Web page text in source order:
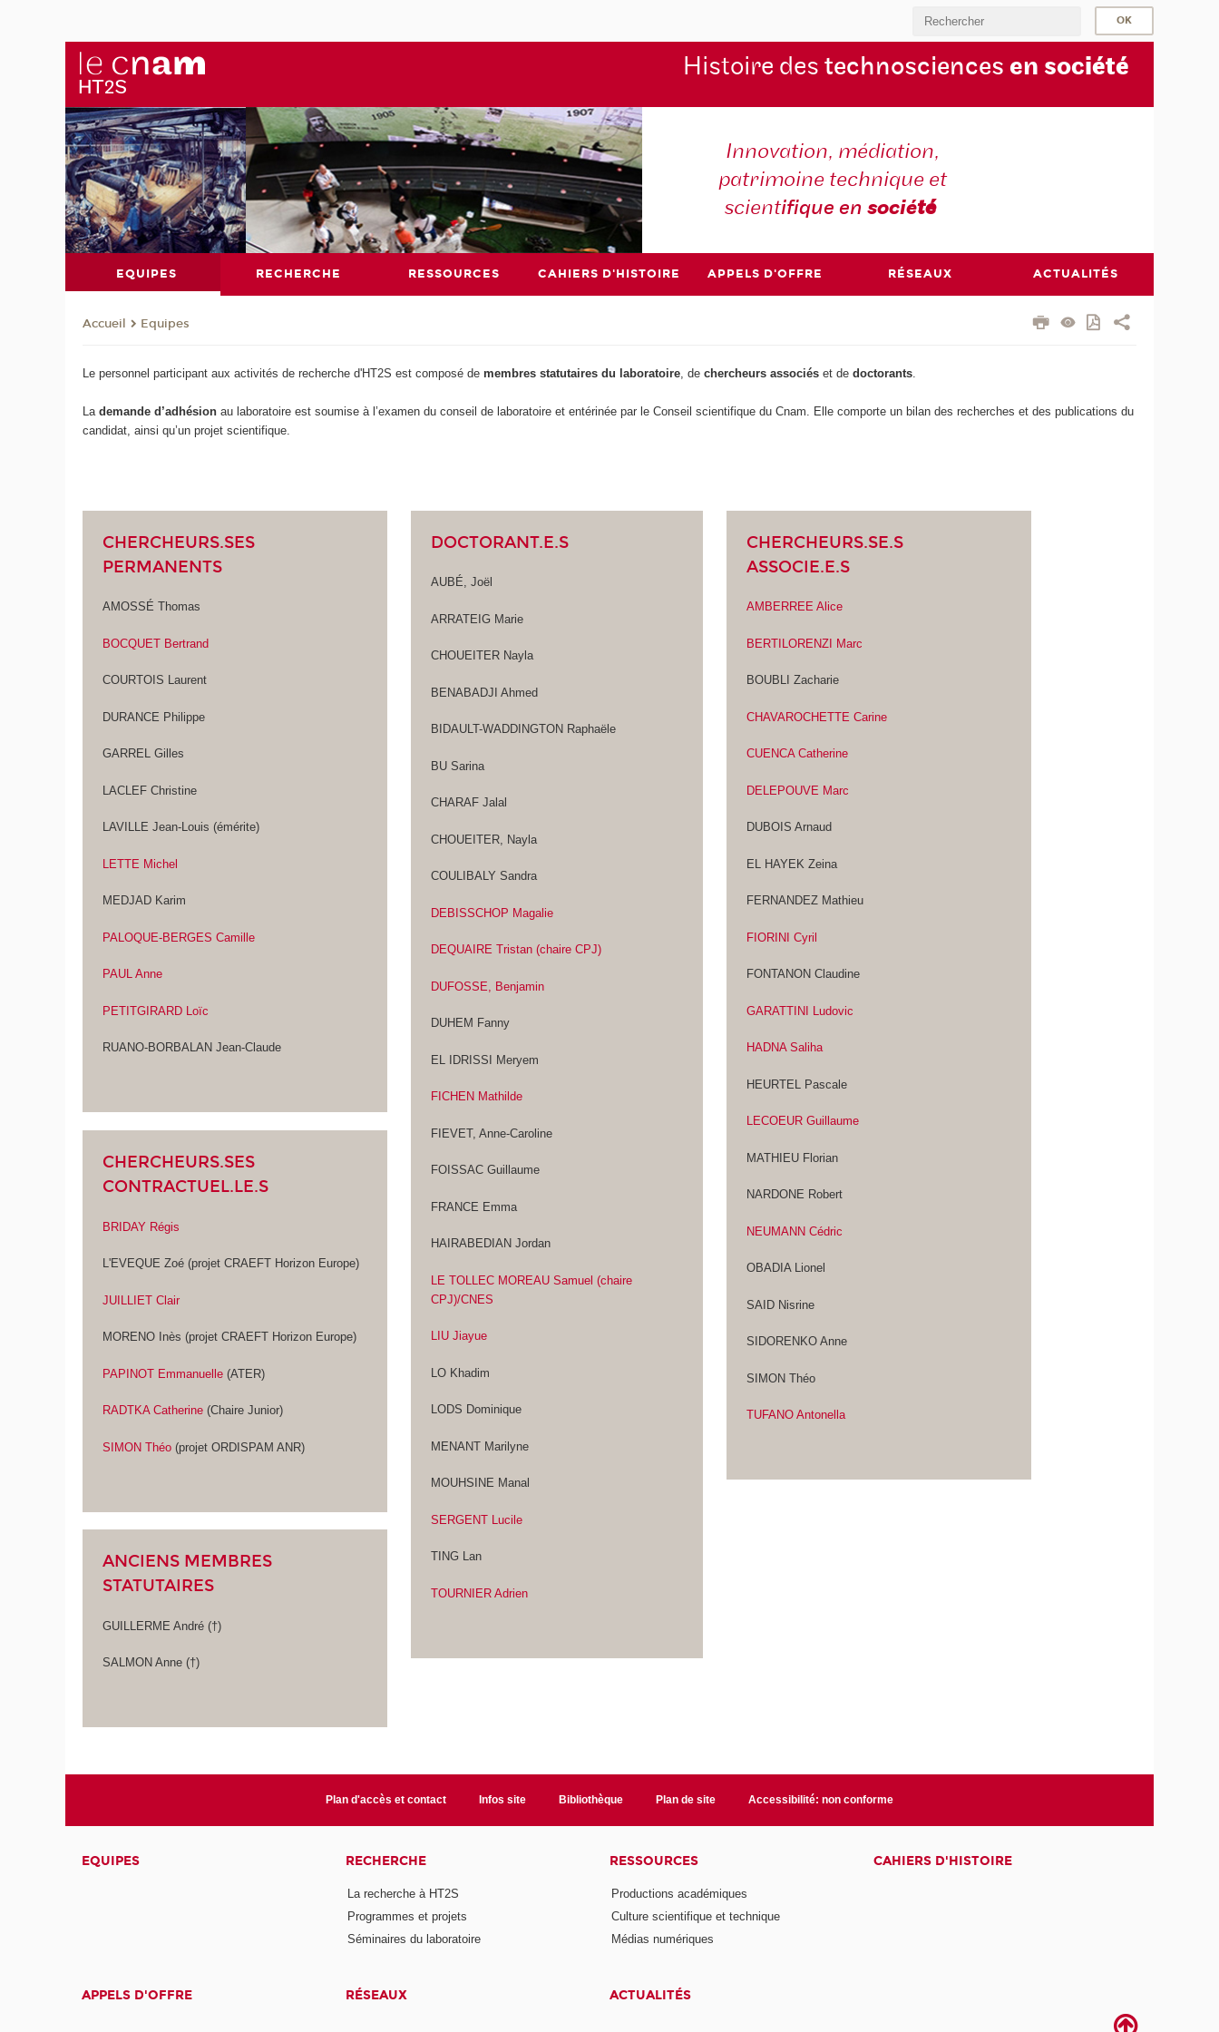
Histoire des technosciences en société
Innovation, médiation,
patrimoine technique et
scientifique ensociété
EQUIPES RECHERCHE RESSOURCES CAHIERS D'HISTOIRE APPELS D'OFFRE RÉSEAUX ACTUALITÉS
Accueil Equipes
Le personnel participant aux activités de recherche d'HT2S est composé demembres statutaires du laboratoire , dechercheurs associés et dedoctorants
Lademande d’adhésion au laboratoire est soumise à l’examen du conseil de laboratoire et entérinée par le Conseil scientifique du Cnam. Elle comporte un bilan des recherches et des publications du
candidat, ainsi qu’un projet scientifique.
CHERCHEURS.SES
PERMANENTS
AMOSSÉ Thomas
BOCQUET Bertrand
COURTOIS Laurent
DURANCE Philippe
GARREL Gilles
LACLEF Christine
LAVILLE Jean-Louis (émérite)
LETTE Michel
MEDJAD Karim
PALOQUE-BERGES Camille
PAUL Anne
PETITGIRARD Loïc
RUANO-BORBALAN Jean-Claude
CHERCHEURS.SES
CONTRACTUEL.LE.S
BRIDAY Régis
L'EVEQUE Zoé (projet CRAEFT Horizon Europe)
JUILLIET Clair
MORENO Inès (projet CRAEFT Horizon Europe)
PAPINOT Emmanuelle (ATER)
RADTKA Catherine (Chaire Junior)
SIMON Théo (projet ORDISPAM ANR)
ANCIENS MEMBRES
STATUTAIRES
GUILLERME André (†)
SALMON Anne (†)
DOCTORANT.E.S
AUBÉ, Joël
ARRATEIG Marie
CHOUEITER Nayla
BENABADJI Ahmed
BIDAULT-WADDINGTON Raphaële
BU Sarina
CHARAF Jalal
CHOUEITER, Nayla
COULIBALY Sandra
DEBISSCHOP Magalie
DEQUAIRE Tristan (chaire CPJ)
DUFOSSE, Benjamin
DUHEM Fanny
EL IDRISSI Meryem
FICHEN Mathilde
FIEVET, Anne-Caroline
FOISSAC Guillaume
FRANCE Emma
HAIRABEDIAN Jordan
LE TOLLEC MOREAU Samuel (chaire
CPJ)/CNES
LIU Jiayue
LO Khadim
LODS Dominique
MENANT Marilyne
MOUHSINE Manal
SERGENT Lucile
TING Lan
TOURNIER Adrien
CHERCHEURS.SE.S
ASSOCIE.E.S
AMBERREE Alice
BERTILORENZI Marc
BOUBLI Zacharie
CHAVAROCHETTE Carine
CUENCA Catherine
DELEPOUVE Marc
DUBOIS Arnaud
EL HAYEK Zeina
FERNANDEZ Mathieu
FIORINI Cyril
FONTANON Claudine
GARATTINI Ludovic
HADNA Saliha
HEURTEL Pascale
LECOEUR Guillaume
MATHIEU Florian
NARDONE Robert
NEUMANN Cédric
OBADIA Lionel
SAID Nisrine
SIDORENKO Anne
SIMON Théo
TUFANO Antonella
Plan d'accès et contact Infos site Bibliothèque Plan de site Accessibilité: non conforme
EQUIPES RECHERCHE
La recherche à HT2S
Programmes et projets
Séminaires du laboratoire
RESSOURCES
Productions académiques
Culture scientifique et technique
Médias numériques
CAHIERS D'HISTOIRE
APPELS D'OFFRE RÉSEAUX ACTUALITÉS